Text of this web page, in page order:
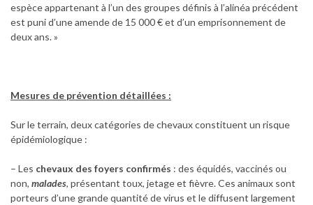
espèce appartenant à l’un des groupes définis à l’alinéa précédent
est puni d’une amende de 15 000 € et d’un emprisonnement de
deux ans. »
Mesures de prévention détaillées :
Sur le terrain, deux catégories de chevaux constituent un risque
épidémiologique :
– Les chevaux des foyers confirmés : des équidés, vaccinés ou
non, malades, présentant toux, jetage et fièvre. Ces animaux sont
porteurs d’une grande quantité de virus et le diffusent largement